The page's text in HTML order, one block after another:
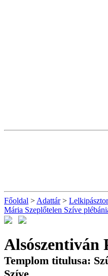
Főoldal > Adattár>
Mária Szeplőtelen Szíve
Alsószentiván
Templom titulusa: